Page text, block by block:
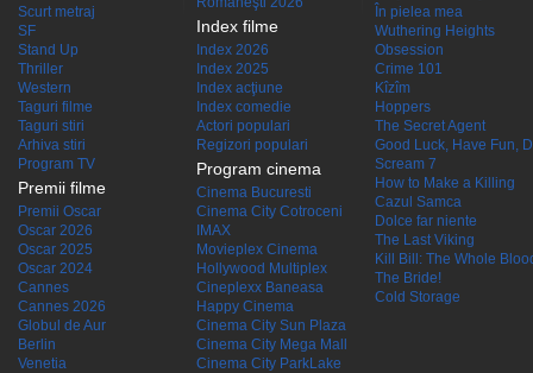
Scurt metraj
SF
Stand Up
Thriller
Western
Taguri filme
Taguri stiri
Arhiva stiri
Program TV
Premii filme
Premii Oscar
Oscar 2026
Oscar 2025
Oscar 2024
Cannes
Cannes 2026
Globul de Aur
Berlin
Venetia
Index filme
Index 2026
Index 2025
Index acţiune
Index comedie
Actori populari
Regizori populari
Program cinema
Cinema Bucuresti
Cinema City Cotroceni
IMAX
Movieplex Cinema
Hollywood Multiplex
Cineplexx Baneasa
Happy Cinema
Cinema City Sun Plaza
Cinema City Mega Mall
Cinema City ParkLake
În pielea mea
Wuthering Heights
Obsession
Crime 101
Kîzîm
Hoppers
The Secret Agent
Good Luck, Have Fun,
Scream 7
How to Make a Killing
Cazul Samca
Dolce far niente
The Last Viking
Kill Bill: The Whole
The Bride!
Cold Storage